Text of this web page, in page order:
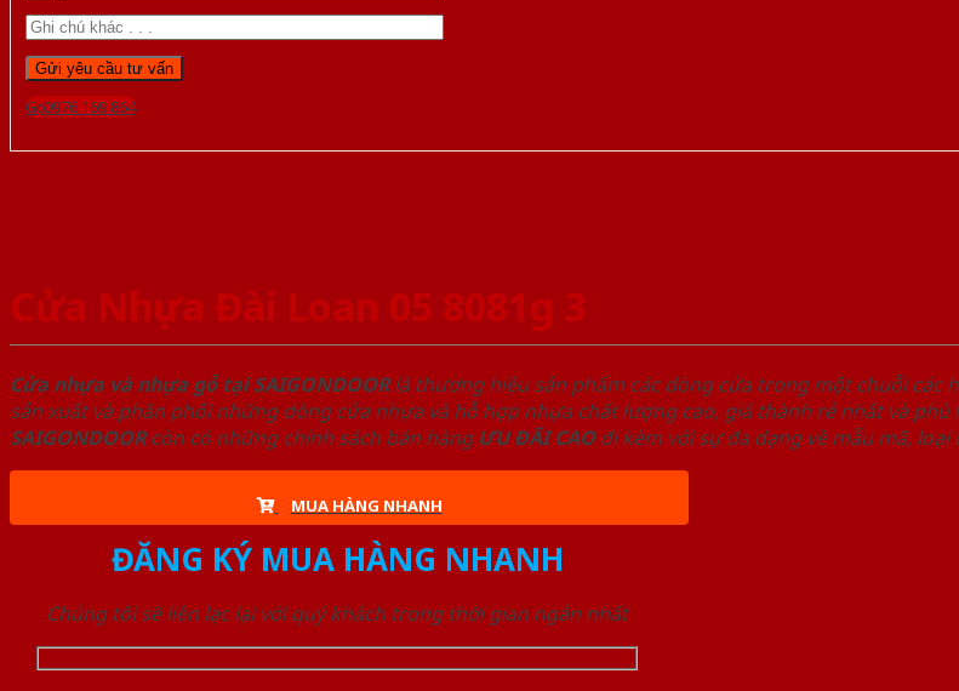
Gọi 0976.169.864
Cửa Nhựa Đài Loan 05 8081g 3
Cửa nhựa và nhựa gỗ tại SAIGONDOORlà thương hiệu sản phẩm các dòng cửa trong một chuỗi các
sản xuất và phân phối những dòng cửa nhựa và hỗ hợp nhựa chất lượng cao, giá thành rẻ nhất và
SAIGONDOORcòn có những chính sách bán hàng ƯU ĐÃI CAOđi kèm với sự đa dạng về mẫu mã,
MUA HÀNG NHANH
ĐĂNG KÝ MUA HÀNG NHANH
Chúng tôi sẽ liên lạc lại với quý khách trong thời gian ngắn nhất